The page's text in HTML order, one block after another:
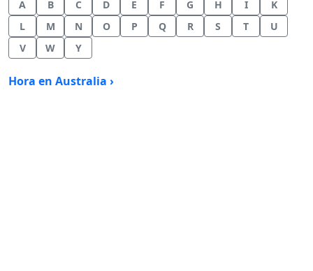
A B C D E F G H I
K
L
M N O P Q R S T
U
V
W Y
Hora en Australia ›